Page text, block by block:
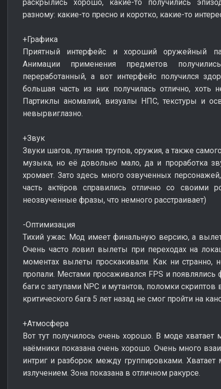
раскрылись хорошо, какие-то получились
разному: какие-то пресно и коротко, какие-то
+Графика
Приятный интерфейс и хороший оружейный
Анимации применения предметов
переработанный, а вот интерфейс получился
большая часть из них получилась отлично, хоть
Партиклы аномалий, визуалы НПС, текстуры и
невырвиглазно.
+Звук
Звуки шагов, лутания трупов, оружия, а также
музыка, но её довольно мало, да и проработка
хромает. Зато здесь много озвученных
часть актёров справились отлично со своими
неозвученные фразы, что немного расстраивает)
-Оптимизация
Тихий ужас. Мод имеет финальную версию, а
Очень часто ловил вылеты при переходах на
моментах вылеты проскакивали. Как ни странно,
пропали. Местами просаживался FPS и
баги с затупами NPC и мутантов, поломки
критического бага 5 лет назад не смог пройти на
+Атмосфера
Вот тут получилось очень хорошо. В моде хватает
наёмники показана очень хорошо. Очень много
интриг и разборок между группировками.
излучением. Зона показана в отличном ракурсе.